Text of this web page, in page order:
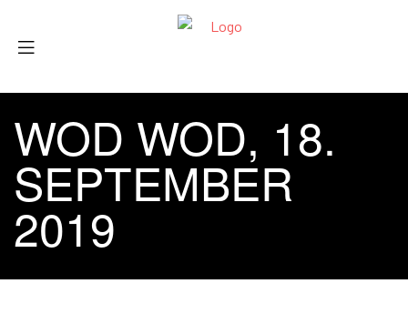
WOD WOD, 18.
SEPTEMBER
2019